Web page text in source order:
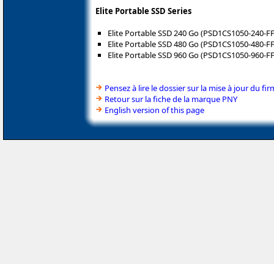
Elite Portable SSD Series
Elite Portable SSD 240 Go (PSD1CS1050-240-
Elite Portable SSD 480 Go (PSD1CS1050-480-
Elite Portable SSD 960 Go (PSD1CS1050-960-
Pensez à lire le dossier sur la mise à jour du
Retour sur la fiche de la marque PNY
English version of this page